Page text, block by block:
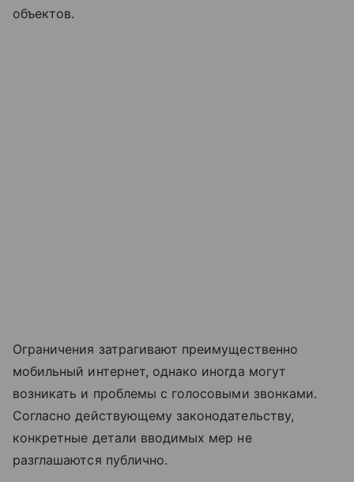
объектов.
Ограничения затрагивают преимущественно
мобильный интернет, однако иногда могут
возникать и проблемы с голосовыми звонками.
Согласно действующему законодательству,
конкретные детали вводимых мер не
разглашаются публично.